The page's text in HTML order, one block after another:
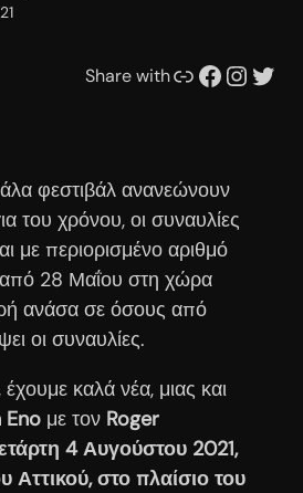
Share withΣυνδέσμου Facebook Instagram Twitter
φεστιβάλ ανανεώνουν
του χρόνου, οι συναυλίες
με περιορισμένο αριθμό
28 Μαΐου στη χώρα
ανάσα σε όσους από
οι συναυλίες.
καλά νέα, μιας και
Eno με τον Roger
4 Αυγούστου 2021,
στο πλαίσιο του